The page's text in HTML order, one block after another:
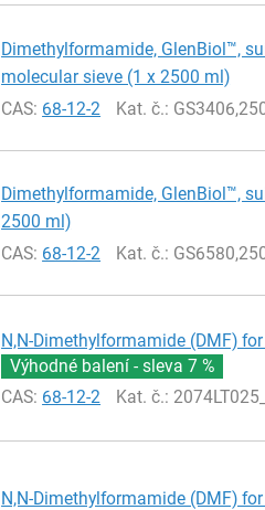
Dimethylformamide, GlenBiol™,
molecular sieve (1 x 2500 ml)
CAS: 68-12-2 Kat. č.:
Dimethylformamide, GlenBiol™,
2500 ml)
CAS: 68-12-2 Kat. č.:
N,N-Dimethylformamide (DMF)
Výhodné balení - sleva7 %
CAS: 68-12-2 Kat. č.:
N,N-Dimethylformamide (DMF)